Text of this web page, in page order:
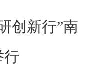
创新行”南
行